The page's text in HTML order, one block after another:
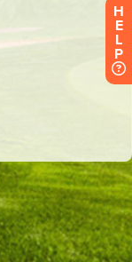
H
E
L
P